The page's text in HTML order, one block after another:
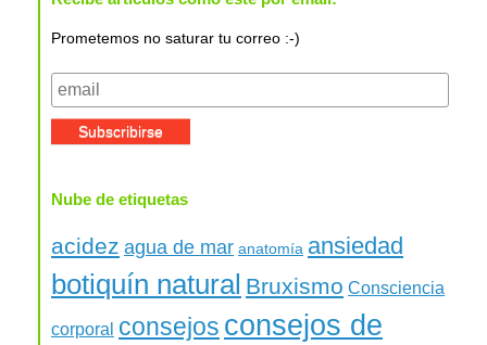
Prometemos no saturar tu correo :-)
Nube de etiquetas
acidez agua de mar anatomía ansiedad
botiquín natural Bruxismo Consciencia
corporal consejos consejos de